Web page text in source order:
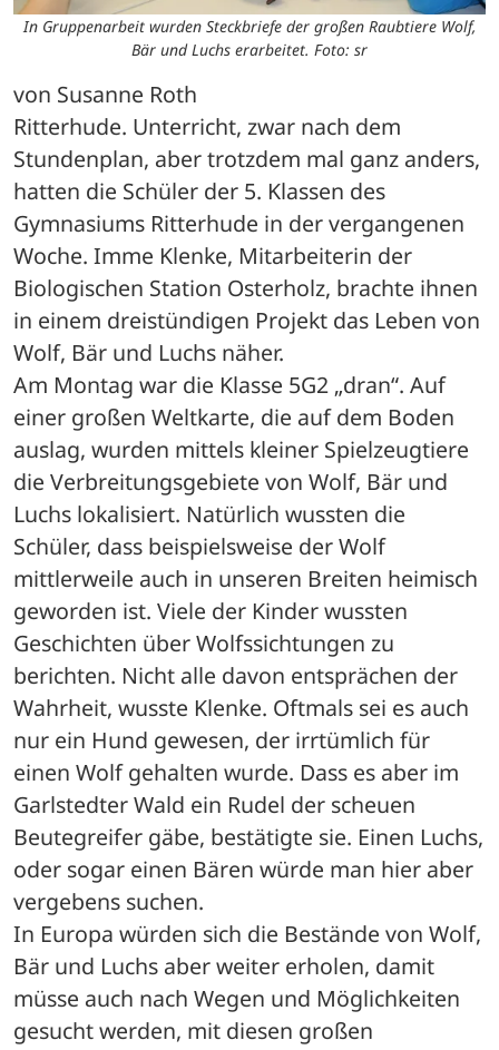
In Gruppenarbeit wurden Steckbriefe der großen Raubtiere Wolf,
Bär und Luchs erarbeitet. Foto: sr
von Susanne Roth
Ritterhude. Unterricht, zwar nach dem
Stundenplan, aber trotzdem mal ganz anders,
hatten die Schüler der 5. Klassen des
Gymnasiums Ritterhude in der vergangenen
Woche. Imme Klenke, Mitarbeiterin der
Biologischen Station Osterholz, brachte ihnen
in einem dreistündigen Projekt das Leben von
Wolf, Bär und Luchs näher.
Am Montag war die Klasse 5G2 „dran“. Auf
einer großen Weltkarte, die auf dem Boden
auslag, wurden mittels kleiner Spielzeugtiere
die Verbreitungsgebiete von Wolf, Bär und
Luchs lokalisiert. Natürlich wussten die
Schüler, dass beispielsweise der Wolf
mittlerweile auch in unseren Breiten heimisch
geworden ist. Viele der Kinder wussten
Geschichten über Wolfssichtungen zu
berichten. Nicht alle davon entsprächen der
Wahrheit, wusste Klenke. Oftmals sei es auch
nur ein Hund gewesen, der irrtümlich für
einen Wolf gehalten wurde. Dass es aber im
Garlstedter Wald ein Rudel der scheuen
Beutegreifer gäbe, bestätigte sie. Einen Luchs,
oder sogar einen Bären würde man hier aber
vergebens suchen.
In Europa würden sich die Bestände von Wolf,
Bär und Luchs aber weiter erholen, damit
müsse auch nach Wegen und Möglichkeiten
gesucht werden, mit diesen großen